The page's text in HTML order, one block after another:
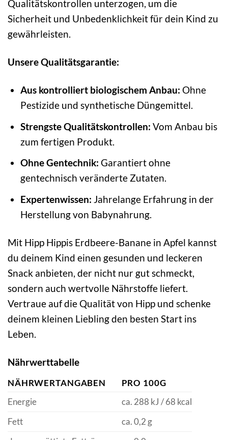
Qualitätskontrollen unterzogen, um die
Sicherheit und Unbedenklichkeit für dein Kind zu
gewährleisten.
Unsere Qualitätsgarantie:
Aus kontrolliert biologischem Anbau: Ohne
Pestizide und synthetische Düngemittel.
Strengste Qualitätskontrollen: Vom Anbau bis
zum fertigen Produkt.
Ohne Gentechnik: Garantiert ohne
gentechnisch veränderte Zutaten.
Expertenwissen: Jahrelange Erfahrung in der
Herstellung von Babynahrung.
Mit Hipp Hippis Erdbeere-Banane in Apfel kannst
du deinem Kind einen gesunden und leckeren
Snack anbieten, der nicht nur gut schmeckt,
sondern auch wertvolle Nährstoffe liefert.
Vertraue auf die Qualität von Hipp und schenke
deinem kleinen Liebling den besten Start ins
Leben.
Nährwerttabelle
NÄHRWERTANGABEN
PRO 100G
Energie
ca. 288 kJ / 68 kcal
Fett
ca. 0,2 g